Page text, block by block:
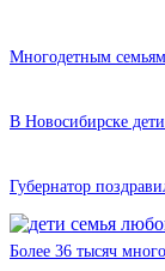
Многодетным
В Новосибирске
Губернатор
Более 36 тысяч